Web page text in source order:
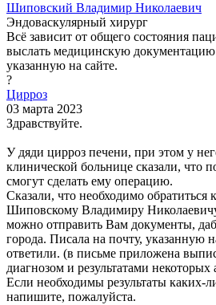
Шиповский Владимир Николаевич
Эндоваскулярный хирург
Всё зависит от общего состояния
выслать медицинскую
указанную на сайте.
?
Цирроз
03 марта 2023
Здравствуйте.
У дяди цирроз печени, при этом у
клинической больнице сказали, что
смогут сделать ему операцию.
Сказали, что необходимо
Шиповскому Владимиру
можно отправить Вам документы,
города. Писала на почту, указанную
ответили. (в письме приложена
диагнозом и результатами некоторых
Если необходимы результаты каких-
напишите, пожалуйста.